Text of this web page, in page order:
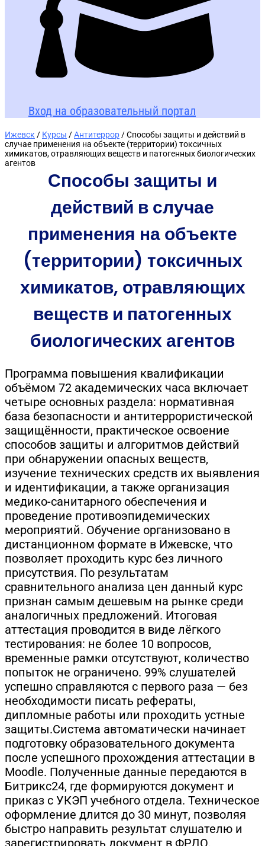
Вход на образовательный портал
Ижевск / Курсы /Антитеррор / Способы защиты и действий в
случае применения на объекте (территории) токсичных
химикатов, отравляющих веществ и патогенных биологических
агентов
Способы защиты и
действий в случае
применения на объекте
(территории) токсичных
химикатов, отравляющих
веществ и патогенных
биологических агентов
Программа повышения квалификации
объёмом 72 академических часа включает
четыре основных раздела: нормативная
база безопасности и антитеррористической
защищённости, практическое освоение
способов защиты и алгоритмов действий
при обнаружении опасных веществ,
изучение технических средств их выявления
и идентификации, а также организация
медико-санитарного обеспечения и
проведение противоэпидемических
мероприятий. Обучение организовано в
дистанционном формате в Ижевске, что
позволяет проходить курс без личного
присутствия. По результатам
сравнительного анализа цен данный курс
признан самым дешевым на рынке среди
аналогичных предложений. Итоговая
аттестация проводится в виде лёгкого
тестирования: не более 10 вопросов,
временные рамки отсутствуют, количество
попыток не ограничено. 99% слушателей
успешно справляются с первого раза — без
необходимости писать рефераты,
дипломные работы или проходить устные
защиты.Система автоматически начинает
подготовку образовательного документа
после успешного прохождения аттестации в
Moodle. Полученные данные передаются в
Битрикс24, где формируются документ и
приказ с УКЭП учебного отдела. Техническое
оформление длится до 30 минут, позволяя
быстро направить результат слушателю и
зарегистрировать документ в ФРДО.